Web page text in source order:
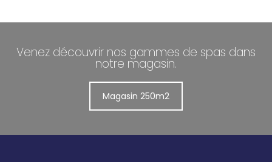
Venez découvrir nos gammes de spas dans
notre magasin.
Magasin 250m2